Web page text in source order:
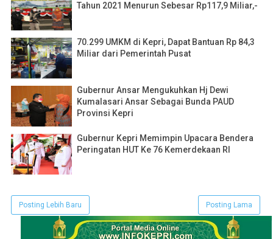
Tahun 2021 Menurun Sebesar Rp117,9 Miliar,-
70.299 UMKM di Kepri, Dapat Bantuan Rp 84,3
Miliar dari Pemerintah Pusat
Gubernur Ansar Mengukuhkan Hj Dewi
Kumalasari Ansar Sebagai Bunda PAUD
Provinsi Kepri
Gubernur Kepri Memimpin Upacara Bendera
Peringatan HUT Ke 76 Kemerdekaan RI
Posting Lebih Baru Posting Lama